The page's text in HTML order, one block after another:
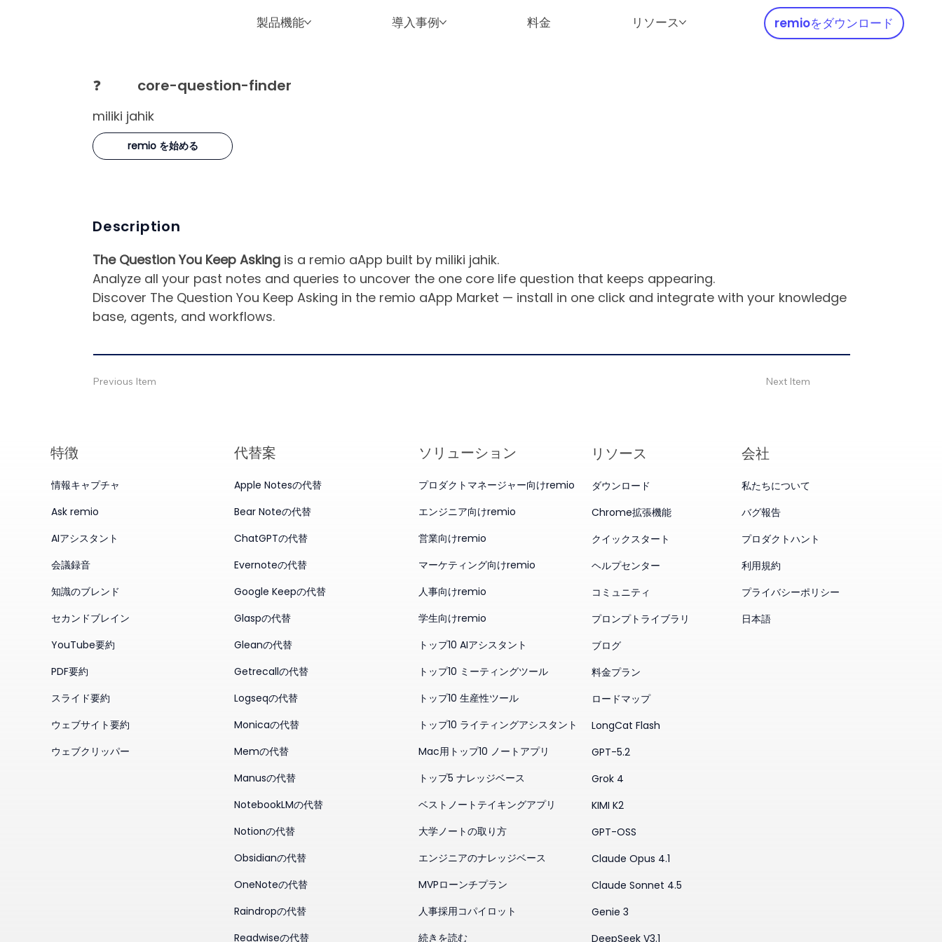
製品機能 導入事例 料金 リソース remioをダウンロード
❓ core-question-finder
miliki jahik
remio を始める
Description
The Question You Keep Asking is a remio aApp built by miliki jahik.
Analyze all your past notes and queries to uncover the one core life question that keeps appearing.
Discover The Question You Keep Asking in the remio aApp Market — install in one click and integrate with your knowledge
base, agents, and workflows.
Previous Item Next Item
特徴
情報キャプチャ
Ask remio
AIアシスタント
会議録音
知識のブレンド
セカンドブレイン
YouTube要約
PDF要約
スライド要約
ウェブサイト要約
ウェブクリッパー
代替案
Apple Notesの代替
Bear Noteの代替
ChatGPTの代替
Evernoteの代替
Google Keepの代替
Glaspの代替
Gleanの代替
Getrecallの代替
Logseqの代替
Monicaの代替
Memの代替
Manusの代替
NotebookLMの代替
Notionの代替
Obsidianの代替
OneNoteの代替
Raindropの代替
Readwiseの代替
ソリューション
プロダクトマネージャー向けremio
エンジニア向けremio
営業向けremio
マーケティング向けremio
人事向けremio
学生向けremio
トップ10 AIアシスタント
トップ10 ミーティングツール
トップ10 生産性ツール
トップ10 ライティングアシスタント
Mac用トップ10 ノートアプリ
トップ5 ナレッジベース
ベストノートテイキングアプリ
大学ノートの取り方
エンジニアのナレッジベース
MVPローンチプラン
人事採用コパイロット
続きを読む
リソース
ダウンロード
Chrome拡張機能
クイックスタート
ヘルプセンター
コミュニティ
プロンプトライブラリ
ブログ
料金プラン
ロードマップ
LongCat Flash
GPT-5.2
Grok 4
KIMI K2
GPT-OSS
Claude Opus 4.1
Claude Sonnet 4.5
Genie 3
DeepSeek V3.1
会社
私たちについて
バグ報告
プロダクトハント
利用規約
プライバシーポリシー
日本語